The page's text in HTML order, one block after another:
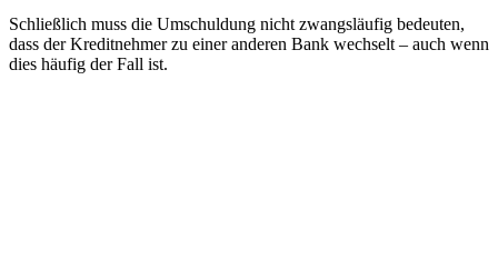
Schließlich muss die Umschuldung nicht zwangsläufig bedeuten,
dass der Kreditnehmer zu einer anderen Bank wechselt – auch wenn
dies häufig der Fall ist.